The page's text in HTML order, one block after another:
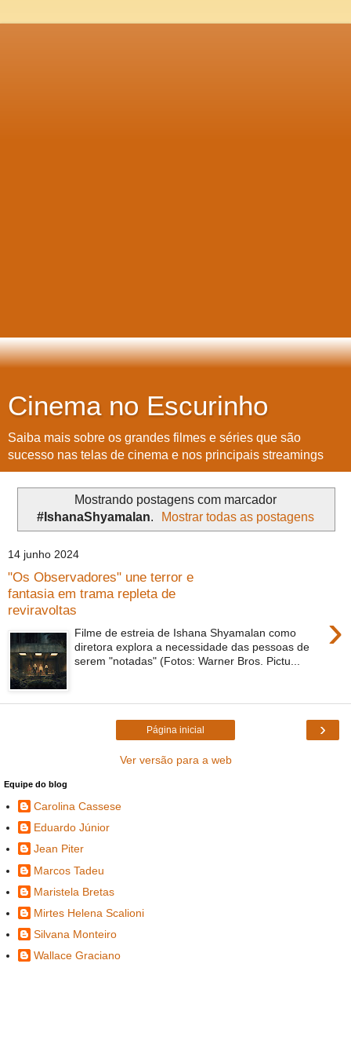
Cinema no Escurinho
Saiba mais sobre os grandes filmes e séries que são
sucesso nas telas de cinema e nos principais streamings
Mostrando postagens com marcador
#IshanaShyamalan. Mostrar todas as postagens
14 junho 2024
"Os Observadores" une terror e
fantasia em trama repleta de
reviravoltas
›
Filme de estreia de Ishana Shyamalan como
diretora explora a necessidade das pessoas de
serem "notadas" (Fotos: Warner Bros. Pictu...
›
Página inicial
Ver versão para a web
Equipe do blog
Carolina Cassese
Eduardo Júnior
Jean Piter
Marcos Tadeu
Maristela Bretas
Mirtes Helena Scalioni
Silvana Monteiro
Wallace Graciano